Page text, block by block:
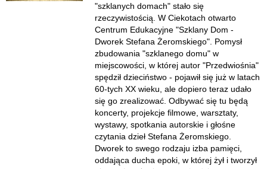
"szklanych domach" stało się
rzeczywistością. W Ciekotach otwarto
Centrum Edukacyjne "Szklany Dom -
Dworek Stefana Żeromskiego". Pomysł
zbudowania "szklanego domu" w
miejscowości, w której autor "Przedwiośnia"
spędził dzieciństwo - pojawił się już w latach
60-tych XX wieku, ale dopiero teraz udało
się go zrealizować. Odbywać się tu będą
koncerty, projekcje filmowe, warsztaty,
wystawy, spotkania autorskie i głośne
czytania dzieł Stefana Żeromskiego.
Dworek to swego rodzaju izba pamięci,
oddająca ducha epoki, w której żył i tworzył